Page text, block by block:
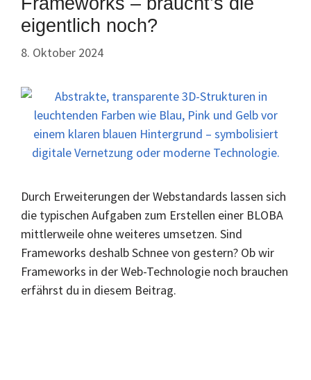
eigentlich noch?
8. Oktober 2024
Durch Erweiterungen der Webstandards lassen sich
die typischen Aufgaben zum Erstellen einer BLOBA
mittlerweile ohne weiteres umsetzen. Sind
Frameworks deshalb Schnee von gestern? Ob wir
Frameworks in der Web-Technologie noch brauchen
erfährst du in diesem Beitrag.